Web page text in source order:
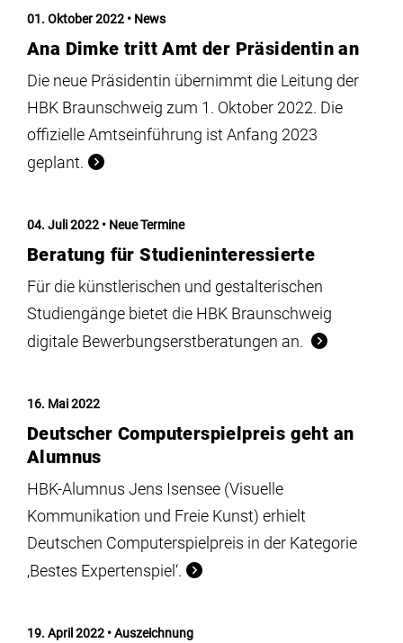
Institute
Forschung
Infrastruktur
meinstudium
01. Oktober 2022 News
Ana Dimke tritt Amt der Präsidentin an
Die neue Präsidentin übernimmt die Leitung der
HBK Braunschweig zum 1. Oktober 2022. Die
offizielle Amtseinführung ist Anfang 2023
geplant.
04. Juli 2022 Neue Termine
Beratung für Studieninteressierte
Für die künstlerischen und gestalterischen
Studiengänge bietet die HBK Braunschweig
digitale Bewerbungserstberatungen an.
16. Mai 2022
Deutscher Computerspielpreis geht an
Alumnus
HBK-Alumnus Jens Isensee (Visuelle
Kommunikation und Freie Kunst) erhielt
Deutschen Computerspielpreis in der Kategorie
‚Bestes Expertenspiel‘.
19. April 2022 Auszeichnung